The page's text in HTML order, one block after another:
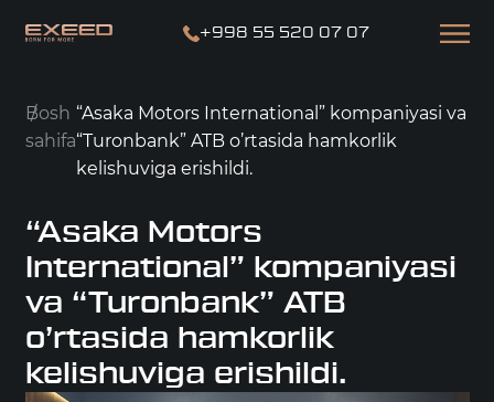
+998 55 520 07 07
Bosh
sahifa
“Asaka Motors International” kompaniyasi va
“Turonbank” ATB o’rtasida hamkorlik
kelishuviga erishildi.
“Asaka Motors
International” kompaniyasi
va “Turonbank” ATB
o’rtasida hamkorlik
kelishuviga erishildi.